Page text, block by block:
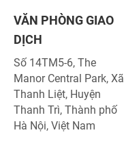
VĂN PHÒNG GIAO
DỊCH
Số 14TM5-6, The
Manor Central Park, Xã
Thanh Liệt, Huyện
Thanh Trì, Thành phố
Hà Nội, Việt Nam